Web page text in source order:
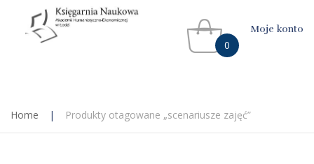
0
Moje konto
Home | Produkty otagowane „scenariusze zajęć”